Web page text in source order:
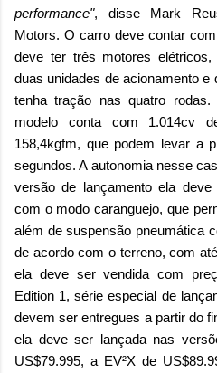
performance", disse Mark
Motors. O carro deve contar
deve ter três motores
duas unidades de acionamento
tenha tração nas quatro
modelo conta com 1.014cv
158,4kgfm, que podem levar a
segundos. A autonomia nesse
versão de lançamento ela
com o modo caranguejo, que
além de suspensão pneumática
de acordo com o terreno, com
ela deve ser vendida com
Edition 1, série especial de
devem ser entregues a partir do
ela deve ser lançada nas
US$79.995, a EV²X de